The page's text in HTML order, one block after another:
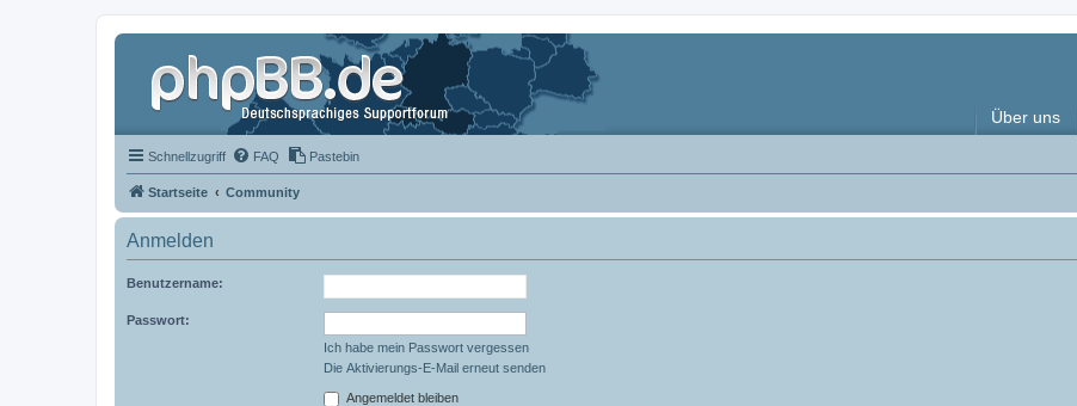
Über uns
Schnellzugriff FAQ Pastebin
Startseite Community
Anmelden
Benutzername:
Passwort:
Ich habe mein Passwort vergessen
Die Aktivierungs-E-Mail erneut senden
Angemeldet bleiben